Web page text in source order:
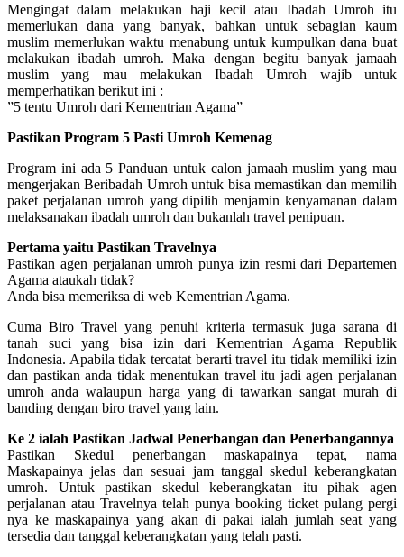
Mengingat dalam melakukan haji kecil atau Ibadah Umroh itu
memerlukan dana yang banyak, bahkan untuk sebagian kaum
muslim memerlukan waktu menabung untuk kumpulkan dana buat
melakukan ibadah umroh. Maka dengan begitu banyak jamaah
muslim yang mau melakukan Ibadah Umroh wajib untuk
memperhatikan berikut ini :
”5 tentu Umroh dari Kementrian Agama”
Pastikan Program 5 Pasti Umroh Kemenag
Program ini ada 5 Panduan untuk calon jamaah muslim yang mau
mengerjakan Beribadah Umroh untuk bisa memastikan dan memilih
paket perjalanan umroh yang dipilih menjamin kenyamanan dalam
melaksanakan ibadah umroh dan bukanlah travel penipuan.
Pertama yaitu Pastikan Travelnya
Pastikan agen perjalanan umroh punya izin resmi dari Departemen
Agama ataukah tidak?
Anda bisa memeriksa di web Kementrian Agama.
Cuma Biro Travel yang penuhi kriteria termasuk juga sarana di
tanah suci yang bisa izin dari Kementrian Agama Republik
Indonesia. Apabila tidak tercatat berarti travel itu tidak memiliki izin
dan pastikan anda tidak menentukan travel itu jadi agen perjalanan
umroh anda walaupun harga yang di tawarkan sangat murah di
banding dengan biro travel yang lain.
Ke 2 ialah Pastikan Jadwal Penerbangan dan Penerbangannya
Pastikan Skedul penerbangan maskapainya tepat, nama
Maskapainya jelas dan sesuai jam tanggal skedul keberangkatan
umroh. Untuk pastikan skedul keberangkatan itu pihak agen
perjalanan atau Travelnya telah punya booking ticket pulang pergi
nya ke maskapainya yang akan di pakai ialah jumlah seat yang
tersedia dan tanggal keberangkatan yang telah pasti.